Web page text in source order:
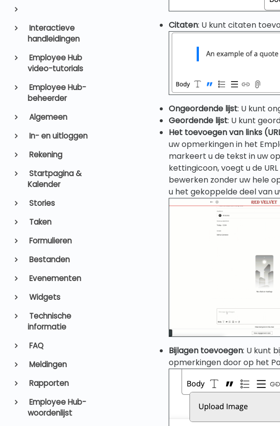
Interactieve
handleidingen
Employee Hub
video-tutorials
Employee Hub-
beheerder
Algemeen
In- en uitloggen
Rekening
Startpagina &
Kalender
Stories
Taken
Formulieren
Bestanden
Evenementen
Widgets
Technische
informatie
FAQ
Meldingen
Rapporten
Employee Hub-
woordenlijst
Citaten: U kunt citaten
Ongeordende lijst: U kunt
Geordende lijst: U kunt
Het toevoegen van links
uw opmerkingen in het
markeert u de tekst in uw
kettingicoon, voegt u de
bewerken zonder uw hele
u het gekoppelde deel van
Bijlagen toevoegen: U kunt
opmerkingen door op het